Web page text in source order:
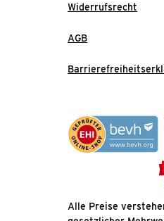
Widerrufsrecht
AGB
Alle Preise